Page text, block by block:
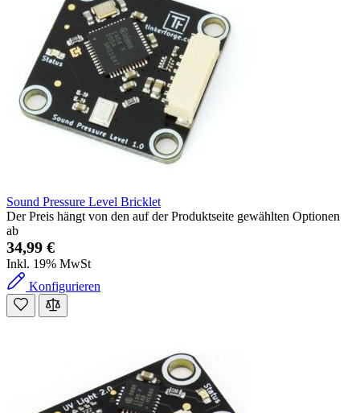
Sound Pressure Level Bricklet
Der Preis hängt von den auf der Produktseite gewählten Optionen
ab
34,99 €
Inkl. 19% MwSt
Konfigurieren